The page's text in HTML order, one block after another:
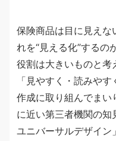
保険商品は目に見えな
れを“見える化”するの
役割は大きいものと考
「見やすく・読みや
作成に取り組んでまい
に近い第三者機関の
ユニバーサルデザイン